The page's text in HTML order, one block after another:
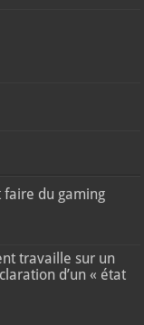
faire du gaming
travaille sur un
d’un « état